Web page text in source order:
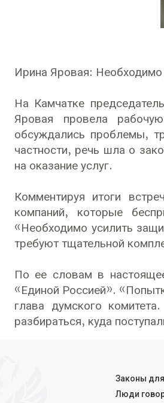
Ирина Яровая:
На Камчатке
Яровая провела
обсуждались проблемы,
частности, речь шла о
на оказание услуг.
Комментируя итоги
компаний, которые
«Необходимо усилить
требуют тщательной
По ее словам в
«Единой Россией».
глава думского
разбираться, куда
Законы
Люди